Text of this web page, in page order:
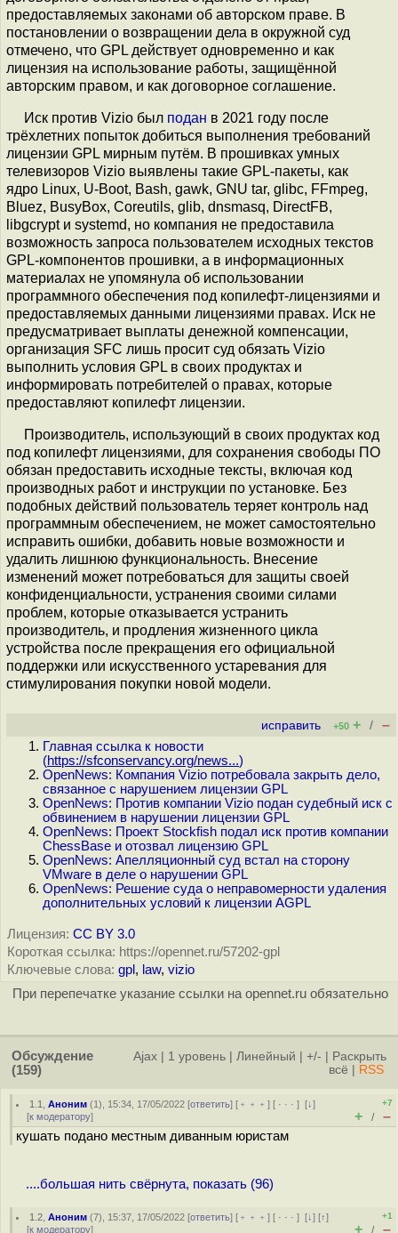
предоставляемых законами об авторском праве. В
постановлении о возвращении дела в окружной суд
отмечено, что GPL действует одновременно и как
лицензия на использование работы, защищённой
авторским правом, и как договорное соглашение.
Иск против Vizio был подан в 2021 году после
трёхлетних попыток добиться выполнения требований
лицензии GPL мирным путём. В прошивках умных
телевизоров Vizio выявлены такие GPL-пакеты, как
ядро Linux, U-Boot, Bash, gawk, GNU tar, glibc, FFmpeg,
Bluez, BusyBox, Coreutils, glib, dnsmasq, DirectFB,
libgcrypt и systemd, но компания не предоставила
возможность запроса пользователем исходных текстов
GPL-компонентов прошивки, а в информационных
материалах не упомянула об использовании
программного обеспечения под копилефт-лицензиями и
предоставляемых данными лицензиями правах. Иск не
предусматривает выплаты денежной компенсации,
организация SFC лишь просит суд обязать Vizio
выполнить условия GPL в своих продуктах и
информировать потребителей о правах, которые
предоставляют копилефт лицензии.
Производитель, использующий в своих продуктах код
под копилефт лицензиями, для сохранения свободы ПО
обязан предоставить исходные тексты, включая код
производных работ и инструкции по установке. Без
подобных действий пользователь теряет контроль над
программным обеспечением, не может самостоятельно
исправить ошибки, добавить новые возможности и
удалить лишнюю функциональность. Внесение
изменений может потребоваться для защиты своей
конфиденциальности, устранения своими силами
проблем, которые отказывается устранить
производитель, и продления жизненного цикла
устройства после прекращения его официальной
поддержки или искусственного устаревания для
стимулирования покупки новой модели.
исправить +50 + / –
Главная ссылка к новости
(https://sfconservancy.org/news...)
OpenNews: Компания Vizio потребовала закрыть дело,
связанное с нарушением лицензии GPL
OpenNews: Против компании Vizio подан судебный иск с
обвинением в нарушении лицензии GPL
OpenNews: Проект Stockfish подал иск против компании
ChessBase и отозвал лицензию GPL
OpenNews: Апелляционный суд встал на сторону
VMware в деле о нарушении GPL
OpenNews: Решение суда о неправомерности удаления
дополнительных условий к лицензии AGPL
Лицензия: CC BY 3.0
Короткая ссылка: https://opennet.ru/57202-gpl
Ключевые слова: gpl , law, vizio
При перепечатке указание ссылки на opennet.ru обязательно
Обсуждение
(159)
Ajax 1 уровень Линейный +/-
Раскрыть
всё
RSS
1.1 ,Аноним (1), 15:34, 17/05/2022 [ответить] [ ﹢﹢﹢] [ · · ·][↓]
[к модератору]
+7
+ / –
кушать подано местным диванным юристам
....большая нить свёрнута, показать (96)
1.2 ,Аноним (7), 15:37, 17/05/2022 [ответить] [ ﹢﹢﹢] [ · · ·][↓] [↑]
[к модератору]
+1
+ / –